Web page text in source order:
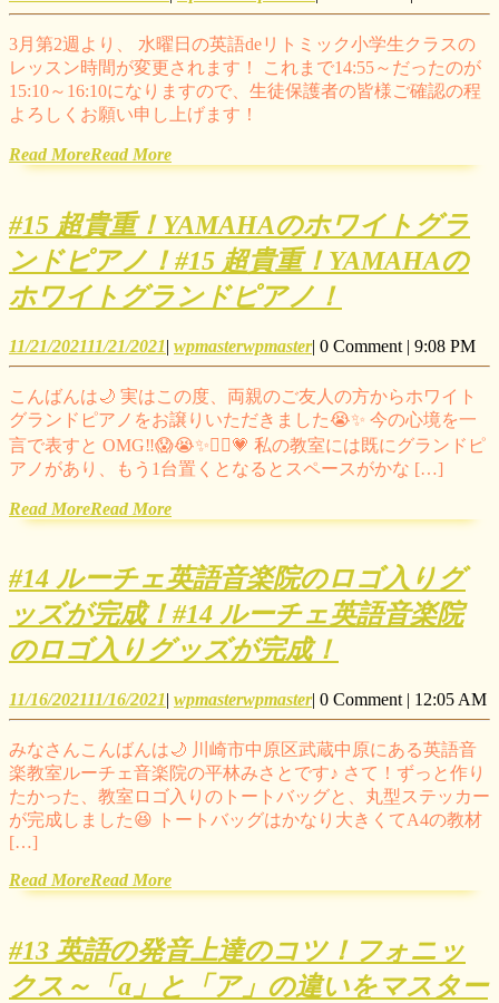
3月第2週より、 水曜日の英語deリトミック小学生クラスの
レッスン時間が変更されます！ これまで14:55～だったのが
15:10～16:10になりますので、生徒保護者の皆様ご確認の程
よろしくお願い申し上げます！
Read MoreRead More
#15 超貴重！YAMAHAのホワイトグラ
ンドピアノ！#15 超貴重！YAMAHAの
ホワイトグランドピアノ！
11/21/202111/21/2021| wpmasterwpmaster| 0 Comment | 9:08 PM
こんばんは🌙 実はこの度、両親のご友人の方からホワイト
グランドピアノをお譲りいただきました😭✨ 今の心境を一
言で表すと OMG‼️😱😭✨🙇‍♀️💗 私の教室には既にグランドピ
アノがあり、もう1台置くとなるとスペースがかな […]
Read MoreRead More
#14 ルーチェ英語音楽院のロゴ入りグ
ッズが完成！#14 ルーチェ英語音楽院
のロゴ入りグッズが完成！
11/16/202111/16/2021| wpmasterwpmaster| 0 Comment | 12:05 AM
みなさんこんばんは🌙 川崎市中原区武蔵中原にある英語音
楽教室ルーチェ音楽院の平林みさとです♪ さて！ずっと作り
たかった、教室ロゴ入りのトートバッグと、丸型ステッカー
が完成しました😆 トートバッグはかなり大きくてA4の教材
[…]
Read MoreRead More
#13 英語の発音上達のコツ！フォニッ
クス～「a」と「ア」の違いをマスター